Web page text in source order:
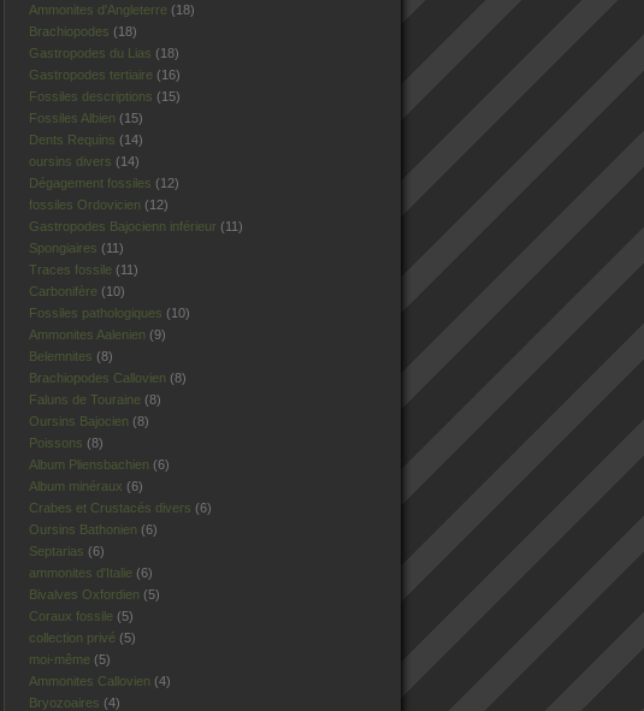
Ammonites d'Angleterre (18)
Brachiopodes (18)
Gastropodes du Lias (18)
Gastropodes tertiaire (16)
Fossiles descriptions (15)
Fossiles Albien (15)
Dents Requins (14)
oursins divers (14)
Dégagement fossiles (12)
fossiles Ordovicien (12)
Gastropodes Bajocienn inférieur (11)
Spongiaires (11)
Traces fossile (11)
Carbonifère (10)
Fossiles pathologiques (10)
Ammonites Aalenien (9)
Belemnites (8)
Brachiopodes Callovien (8)
Faluns de Touraine (8)
Oursins Bajocien (8)
Poissons (8)
Album Pliensbachien (6)
Album minéraux (6)
Crabes et Crustacés divers (6)
Oursins Bathonien (6)
Septarias (6)
ammonites d'Italie (6)
Bivalves Oxfordien (5)
Coraux fossile (5)
collection privé (5)
moi-même (5)
Ammonites Callovien (4)
Bryozoaires (4)